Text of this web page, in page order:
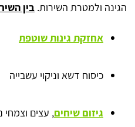
הגינה ולמטרת השירות. בין
אחזקת גינות שוטפת
כיסוח דשא וניקוי עשבייה
גיזום שיחים, עצים וצמחי